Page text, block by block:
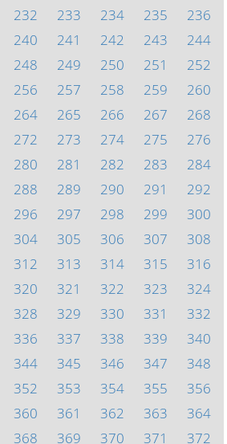
232 233 234 235
236
240 241 242 243
244
248 249 250 251
252
256 257 258 259
260
264 265 266 267
268
272 273 274 275
276
280 281 282 283
284
288 289 290 291
292
296 297 298 299
300
304 305 306 307
308
312 313 314 315
316
320 321 322 323
324
328 329 330 331
332
336 337 338 339
340
344 345 346 347
348
352 353 354 355
356
360 361 362 363
364
368 369 370 371 372